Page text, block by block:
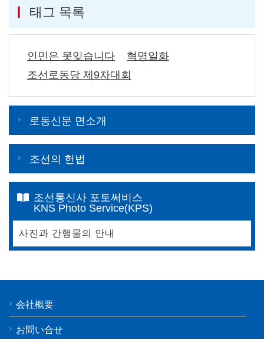
태그 목록
인민은 못잊습니다
혁명일화
조선로동당 제9차대회
로동신문 면소개
조선의 헌법
조선통신사 포토써비스
KNS Photo Service(KPS)
사진과 간행물의 안내
会社概要
お問い合せ